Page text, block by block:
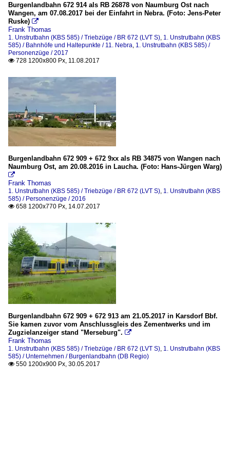
Burgenlandbahn 672 914 als RB 26878 von Naumburg Ost nach
Wangen, am 07.08.2017 bei der Einfahrt in Nebra. (Foto: Jens-Peter
Ruske) 
Frank Thomas
1. Unstrutbahn (KBS 585) / Triebzüge / BR 672 (LVT S), 1. Unstrutbahn (KBS
585) / Bahnhöfe und Haltepunkte / 11. Nebra, 1. Unstrutbahn (KBS 585) /
Personenzüge / 2017
 728 1200x800 Px, 11.08.2017
Burgenlandbahn 672 909 + 672 9xx als RB 34875 von Wangen nach
Naumburg Ost, am 20.08.2016 in Laucha. (Foto: Hans-Jürgen Warg)

Frank Thomas
1. Unstrutbahn (KBS 585) / Triebzüge / BR 672 (LVT S), 1. Unstrutbahn (KBS
585) / Personenzüge / 2016
 658 1200x770 Px, 14.07.2017
Burgenlandbahn 672 909 + 672 913 am 21.05.2017 in Karsdorf Bbf.
Sie kamen zuvor vom Anschlussgleis des Zementwerks und im
Zugzielanzeiger stand "Merseburg". 
Frank Thomas
1. Unstrutbahn (KBS 585) / Triebzüge / BR 672 (LVT S), 1. Unstrutbahn (KBS
585) / Unternehmen / Burgenlandbahn (DB Regio)
 550 1200x900 Px, 30.05.2017